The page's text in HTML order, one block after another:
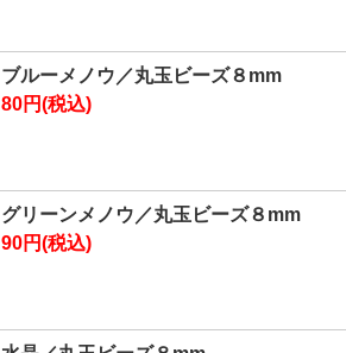
ブルーメノウ／丸玉ビーズ８mm
80円(税込)
グリーンメノウ／丸玉ビーズ８mm
90円(税込)